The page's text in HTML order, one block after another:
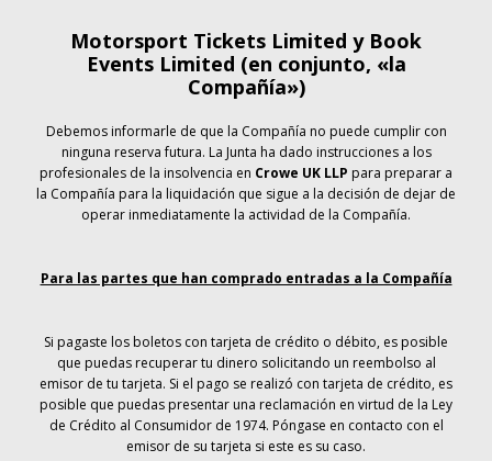
Motorsport Tickets Limited y Book
Events Limited (en conjunto, «la
Compañía»)
Debemos informarle de que la Compañía no puede cumplir con
ninguna reserva futura. La Junta ha dado instrucciones a los
profesionales de la insolvencia en Crowe UK LLP para preparar a
la Compañía para la liquidación que sigue a la decisión de dejar de
operar inmediatamente la actividad de la Compañía.
Para las partes que han comprado entradas a la Compañía
Si pagaste los boletos con tarjeta de crédito o débito, es posible
que puedas recuperar tu dinero solicitando un reembolso al
emisor de tu tarjeta. Si el pago se realizó con tarjeta de crédito, es
posible que puedas presentar una reclamación en virtud de la Ley
de Crédito al Consumidor de 1974. Póngase en contacto con el
emisor de su tarjeta si este es su caso.